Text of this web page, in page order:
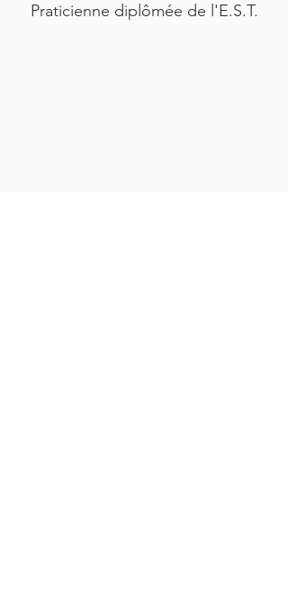
Praticienne diplômée de l'E.S.T.